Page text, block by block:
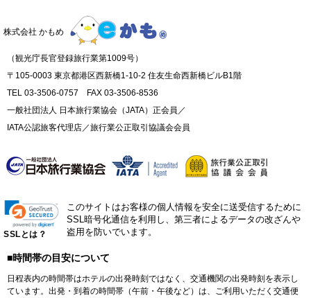
株式会社 かもめ
（観光庁長官登録旅行業第1009号）
〒105-0003 東京都港区西新橋1-10-2 住友生命西新橋ビルB1階
TEL 03-3506-0757 FAX 03-3506-8536
一般社団法人 日本旅行業協会（JATA）正会員／
IATA公認旅客代理店／旅行業公正取引協議会会員
SSLとは？
このサイトはお客様の個人情報を安全に送受信するために
SSL暗号化通信を利用し、第三者によるデータの改ざんや
盗用を防いでいます。
■時間帯の目安について
日程表内の時間帯はホテルの出発時刻ではなく、交通機関の出発時刻を表示し
ています。出発・到着の時間帯（午前・午後など）は、ご利用いただく交通便